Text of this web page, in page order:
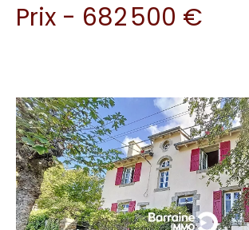
Prix - 682 500 €